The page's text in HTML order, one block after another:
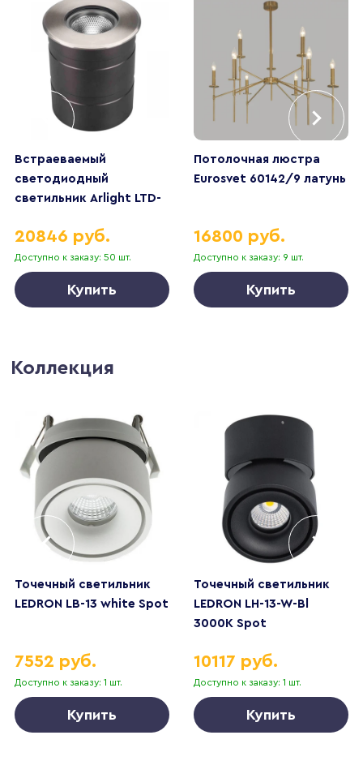
Встраеваемый
светодиодный
светильник Arlight LTD-
Day4000 033578
Доступно к заказу: 50 шт.
20846 руб.
Купить
Потолочная люстра
Eurosvet 60142/9 латунь
Доступно к заказу: 9 шт.
16800 руб.
Купить
Коллекция
Точечный светильник
LEDRON LB-13 white Spot
Доступно к заказу: 1 шт.
7552 руб.
Купить
Точечный светильник
LEDRON LH-13-W-Bl
3000K Spot
Доступно к заказу: 1 шт.
10117 руб.
Купить